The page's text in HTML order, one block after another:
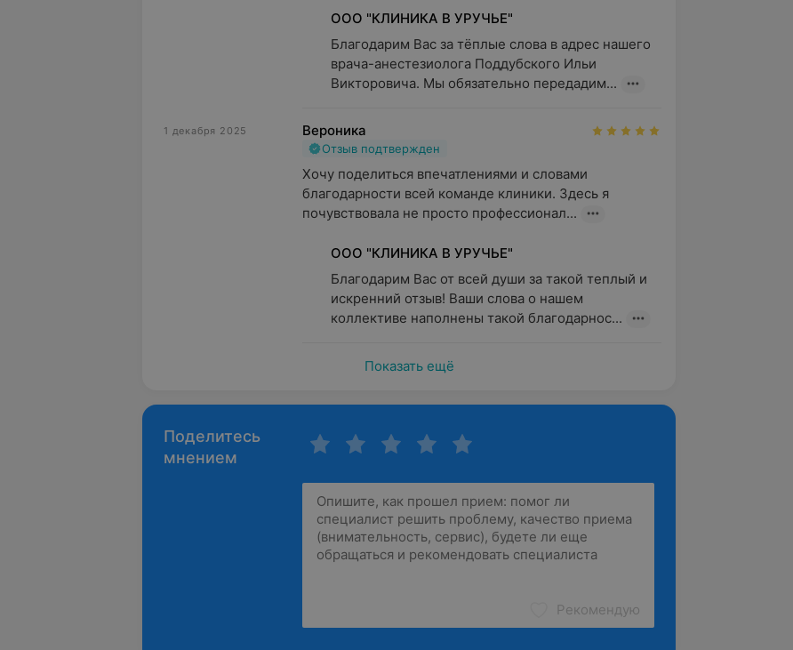
ООО "КЛИНИКА В УРУЧЬЕ"
Благодарим Вас за тёплые слова в адрес нашего
врача-анестезиолога Поддубского Ильи
Викторовича. Мы обязательно передадим...
1 декабря 2025 Вероника
Отзыв подтвержден
Хочу поделиться впечатлениями и словами
благодарности всей команде клиники. Здесь я
почувствовала не просто профессионал...
ООО "КЛИНИКА В УРУЧЬЕ"
Благодарим Вас от всей души за такой теплый и
искренний отзыв! Ваши слова о нашем
коллективе наполнены такой благодарнос...
Показать ещё
Поделитесь
мнением
Рекомендую